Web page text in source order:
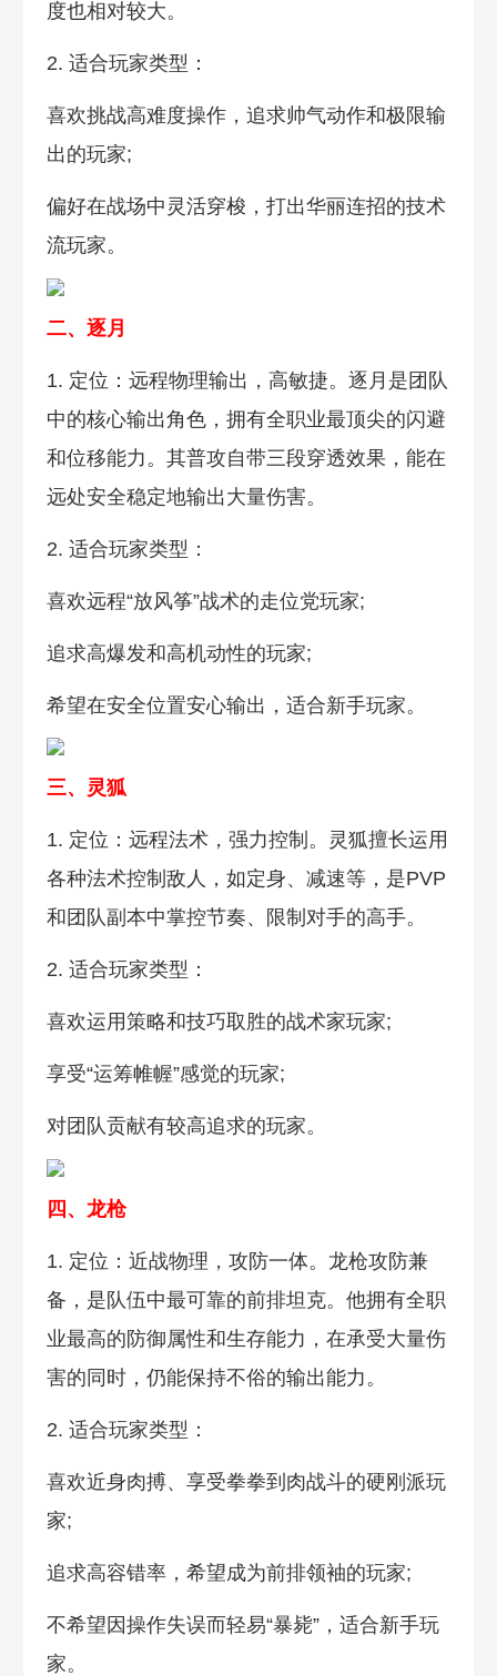
度也相对较大。
2. 适合玩家类型：
喜欢挑战高难度操作，追求帅气动作和极限输
出的玩家;
偏好在战场中灵活穿梭，打出华丽连招的技术
流玩家。
二、逐月
1. 定位：远程物理输出，高敏捷。逐月是团队
中的核心输出角色，拥有全职业最顶尖的闪避
和位移能力。其普攻自带三段穿透效果，能在
远处安全稳定地输出大量伤害。
2. 适合玩家类型：
喜欢远程“放风筝”战术的走位党玩家;
追求高爆发和高机动性的玩家;
希望在安全位置安心输出，适合新手玩家。
三、灵狐
1. 定位：远程法术，强力控制。灵狐擅长运用
各种法术控制敌人，如定身、减速等，是PVP
和团队副本中掌控节奏、限制对手的高手。
2. 适合玩家类型：
喜欢运用策略和技巧取胜的战术家玩家;
享受“运筹帷幄”感觉的玩家;
对团队贡献有较高追求的玩家。
四、龙枪
1. 定位：近战物理，攻防一体。龙枪攻防兼
备，是队伍中最可靠的前排坦克。他拥有全职
业最高的防御属性和生存能力，在承受大量伤
害的同时，仍能保持不俗的输出能力。
2. 适合玩家类型：
喜欢近身肉搏、享受拳拳到肉战斗的硬刚派玩
家;
追求高容错率，希望成为前排领袖的玩家;
不希望因操作失误而轻易“暴毙”，适合新手玩
家。